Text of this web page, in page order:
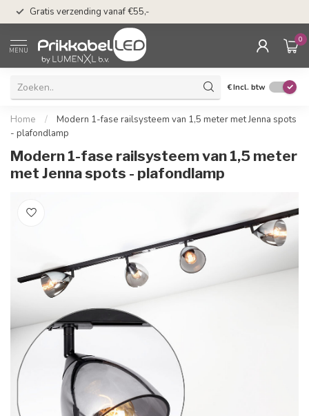
Gratis verzending vanaf €55,-
MENU
0
€Incl. btw
Home /
Modern 1-fase railsysteem van 1,5 meter met Jenna spots
- plafondlamp
Modern 1-fase railsysteem van 1,5 meter
met Jenna spots - plafondlamp